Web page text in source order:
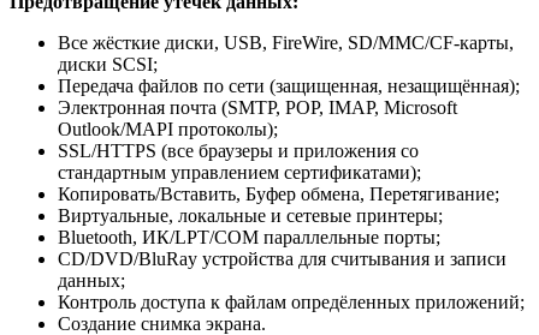
Все жёсткие диски, USB, FireWire, SD/MMC/CF-карты,
диски SCSI;
Передача файлов по сети (защищенная, незащищённая);
Электронная почта (SMTP, POP, IMAP, Microsoft
Outlook/MAPI протоколы);
SSL/HTTPS (все браузеры и приложения со
стандартным управлением сертификатами);
Копировать/Вставить, Буфер обмена, Перетягивание;
Виртуальные, локальные и сетевые принтеры;
Bluetooth, ИК/LPT/COM параллельные порты;
CD/DVD/BluRay устройства для считывания и записи
данных;
Контроль доступа к файлам опредёленных приложений;
Создание снимка экрана.